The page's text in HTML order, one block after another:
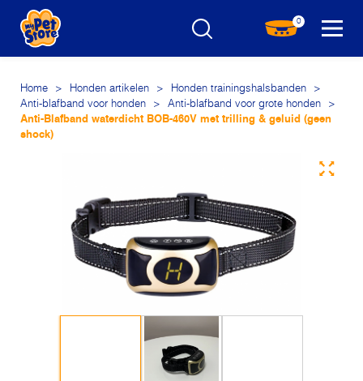
0
Home > Honden artikelen > Honden trainingshalsbanden
>
Anti-blafband voor honden
> Anti-blafband voor grote honden
>
Anti-Blafband waterdicht BOB-460V met trilling & geluid (geen
shock)